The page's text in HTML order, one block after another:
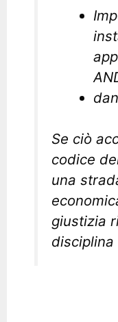
Se ciò
codice
una
giustizia